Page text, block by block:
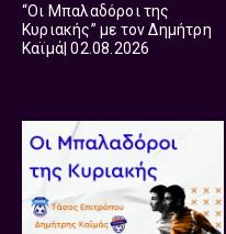
“Οι Μπαλαδόροι της
Κυριακής” με τον Δημήτρη
Καϊμά| 02.08.2026